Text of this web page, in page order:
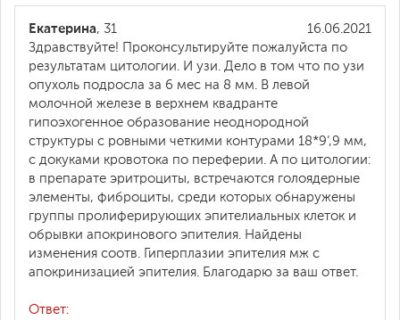
16.06.2021
Екатерина, 31
Здравствуйте! Проконсультируйте пожалуйста по
результатам цитологии. И узи. Дело в том что по узи
опухоль подросла за 6 мес на 8 мм. В левой
молочной железе в верхнем квадранте
гипоэхогенное образование неоднородной
структуры с ровными четкими контурами 18*9’,9 мм,
с докуками кровотока по переферии. А по цитологии:
в препарате эритроциты, встречаются голоядерные
элементы, фиброциты, среди которых обнаружены
группы пролиферирующих эпителиальных клеток и
обрывки апокринового эпителия. Найдены
изменения соотв. Гиперплазии эпителия мж с
апокринизацией эпителия. Благодарю за ваш ответ.
Ответ: